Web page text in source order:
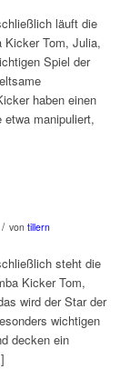
läuft die
Kicker Tom, Julia,
Spiel der
haben einen
etwa manipuliert,
/ von tillern
steht die
Kicker Tom,
wird der Star der
wichtigen
decken ein